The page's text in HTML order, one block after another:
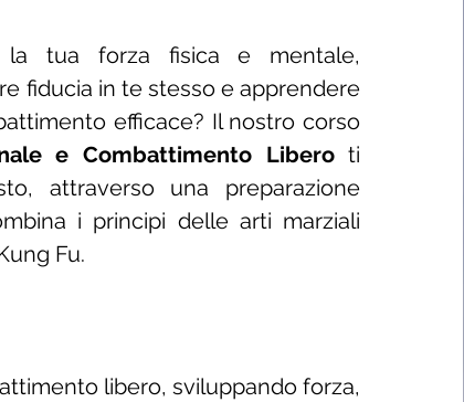
la tua forza fisica e mentale,
fiducia in te stesso e apprendere
efficace? Il nostro corso
e Combattimento Liberoti
attraverso una preparazione
i principi delle arti marziali
Fu.
libero, sviluppando forza,